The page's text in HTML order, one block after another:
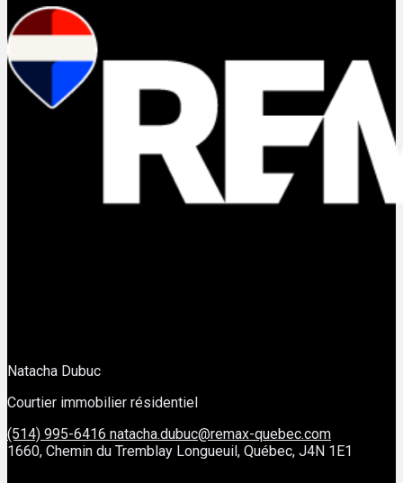
Natacha Dubuc
Courtier immobilier résidentiel
(514) 995-6416 natacha.dubuc@remax-quebec.com
1660, Chemin du Tremblay Longueuil, Québec, J4N 1E1